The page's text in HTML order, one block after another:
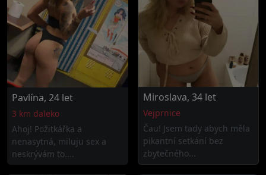
Pavlína, 24 let
3 km daleko
Ahoj! Požitkářka a
nenasytná, miluju sex a
neskrývám to....
Miroslava, 34 let
Vejprnice
Čau! Jsem tady abych měla
pikantní setkání bez
zbytečného...